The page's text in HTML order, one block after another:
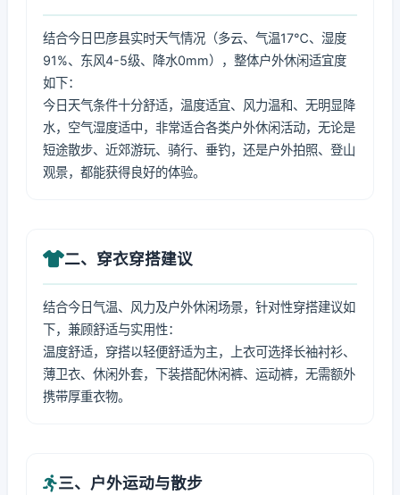
结合今日巴彦县实时天气情况（多云、气温17℃、湿度
91%、东风4-5级、降水0mm），整体户外休闲适宜度
如下：
今日天气条件十分舒适，温度适宜、风力温和、无明显降
水，空气湿度适中，非常适合各类户外休闲活动，无论是
短途散步、近郊游玩、骑行、垂钓，还是户外拍照、登山
观景，都能获得良好的体验。
二、穿衣穿搭建议
结合今日气温、风力及户外休闲场景，针对性穿搭建议如
下，兼顾舒适与实用性：
温度舒适，穿搭以轻便舒适为主，上衣可选择长袖衬衫、
薄卫衣、休闲外套，下装搭配休闲裤、运动裤，无需额外
携带厚重衣物。
三、户外运动与散步